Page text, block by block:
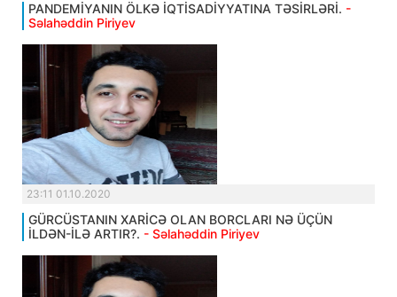
PANDEMİYANIN ÖLKƏ İQTİSADİYYATINA TƏSİRLƏRİ. -
Səlahəddin Piriyev
23:11 01.10.2020
GÜRCÜSTANIN XARİCƏ OLAN BORCLARI NƏ ÜÇÜN
İLDƏN-İLƏ ARTIR?. - Səlahəddin Piriyev